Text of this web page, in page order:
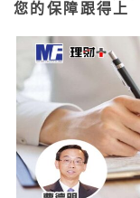
您的保障跟得上